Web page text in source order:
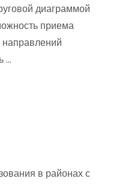
диаграммой
приема
…
в районах с